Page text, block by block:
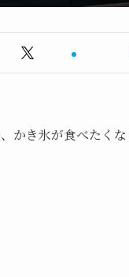
かき氷が食べたく